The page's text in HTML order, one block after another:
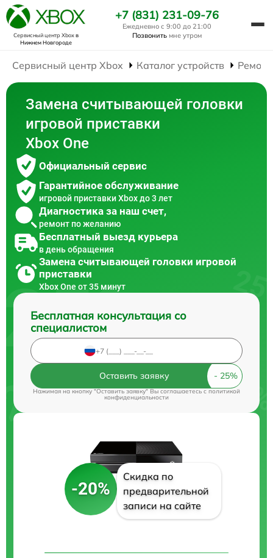
Сервисный центр Xboxв
Нижнем Новгороде
+7 (831) 231-09-76
Ежедневно с 9:00 до 21:00
Позвонить мне утром
Сервисный центр Xbox Каталог устройств
Замена считывающей головки
игровой приставки
Xbox One
Официальный сервис
Гарантийное обслуживание
игровой приставки Xbox до 3 лет
Диагностика за наш счет,
ремонт по желанию
Бесплатный выезд курьера
в день обращения
Замена считывающей головки игровой
приставки
Xbox One от 35 минут
Бесплатная консультация со
специалистом
Оставить заявку
Нажимая на кнопку "Оставить заявку" Вы соглашаетесь c политикой
конфиденциальности
-20%
Скидка по
предварительной
записи на сайте